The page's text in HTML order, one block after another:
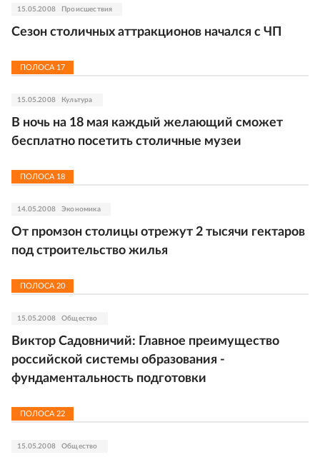
15.05.2008 Происшествия
Сезон столичных аттракционов начался с ЧП
ПОЛОСА 17
15.05.2008 Культура
В ночь на 18 мая каждый желающий сможет
бесплатно посетить столичные музеи
ПОЛОСА 18
14.05.2008 Экономика
От промзон столицы отрежут 2 тысячи гектаров
под строительство жилья
ПОЛОСА 20
15.05.2008 Общество
Виктор Садовничий: Главное преимущество
российской системы образования -
фундаментальность подготовки
ПОЛОСА 22
15.05.2008 Общество